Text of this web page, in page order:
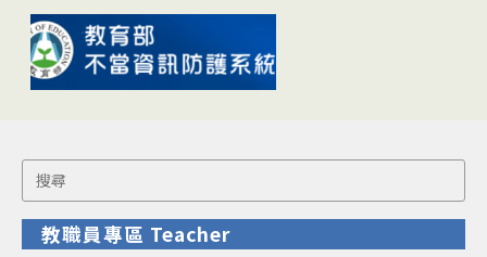
Search
for:
教職員專區 Teacher